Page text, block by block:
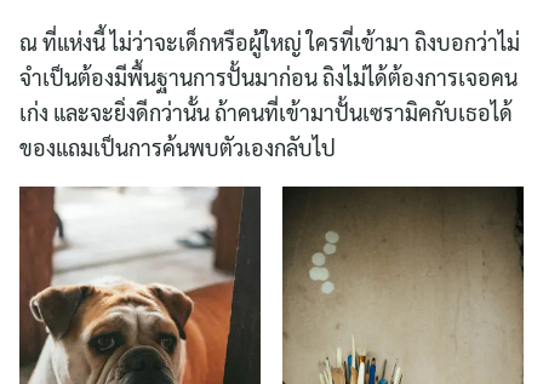
ณ ที่แห่งนี้ ไม่ว่าจะเด็กหรือผู้ใหญ่ ใครที่เข้ามา ถิงบอกว่าไม่
จำเป็นต้องมีพื้นฐานการปั้นมาก่อน ถิงไม่ได้ต้องการเจอคน
เก่ง และจะยิ่งดีกว่านั้น ถ้าคนที่เข้ามาปั้นเซรามิคกับเธอได้
ของแถมเป็นการค้นพบตัวเองกลับไป